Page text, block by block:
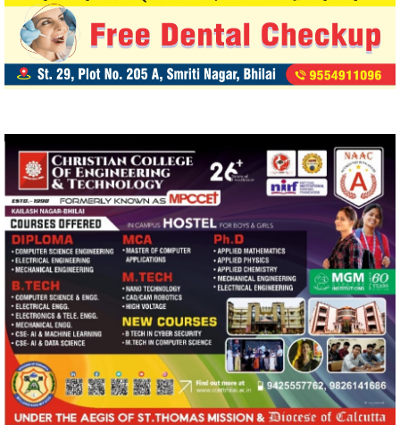
हमसे जुड़ें
2340 Fans
5212 Followers
R.O.NO. 13954/151 Advertisement Carousel